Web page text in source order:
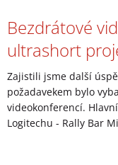
Bezdrátové
ultrashort
Zajistili jsme další
požadavekem bylo
videokonferencí.
Logitechu - Rally Bar